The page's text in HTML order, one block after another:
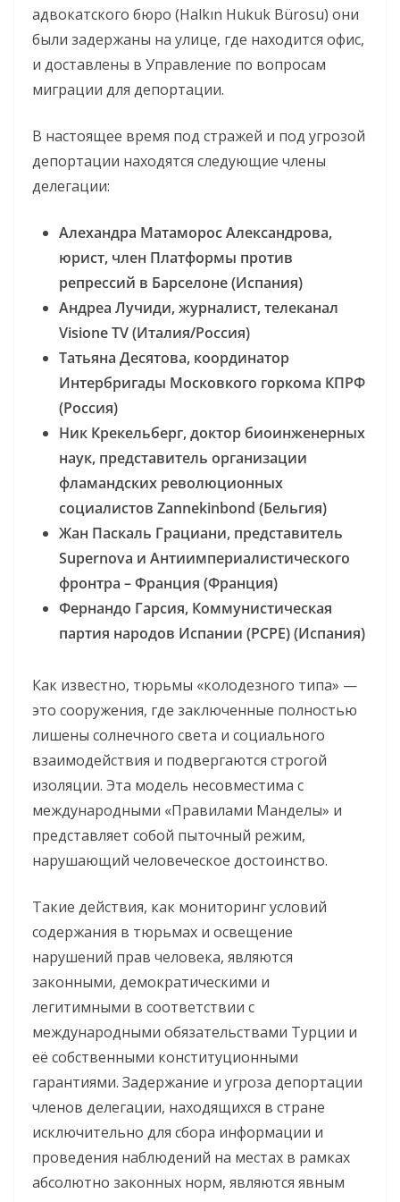
адвокатского бюро (Halkın Hukuk Bürosu) они
были задержаны на улице, где находится офис,
и доставлены в Управление по вопросам
миграции для депортации.
В настоящее время под стражей и под угрозой
депортации находятся следующие члены
делегации:
Алехандра Матаморос Александрова,
юрист, член Платформы против
репрессий в Барселоне (Испания)
Андреа Лучиди, журналист, телеканал
Visione TV (Италия/Россия)
Татьяна Десятова, координатор
Интербригады Московкого горкома КПРФ
(Россия)
Ник Крекельберг, доктор биоинженерных
наук, представитель организации
фламандских революционных
социалистов Zannekinbond (Бельгия)
Жан Паскаль Грациани, представитель
Supernova и Антиимпериалистического
фронтра – Франция (Франция)
Фернандо Гарсия, Коммунистическая
партия народов Испании (PCPE) (Испания)
Как известно, тюрьмы «колодезного типа» —
это сооружения, где заключенные полностью
лишены солнечного света и социального
взаимодействия и подвергаются строгой
изоляции. Эта модель несовместима с
международными «Правилами Манделы» и
представляет собой пыточный режим,
нарушающий человеческое достоинство.
Такие действия, как мониторинг условий
содержания в тюрьмах и освещение
нарушений прав человека, являются
законными, демократическими и
легитимными в соответствии с
международными обязательствами Турции и
её собственными конституционными
гарантиями. Задержание и угроза депортации
членов делегации, находящихся в стране
исключительно для сбора информации и
проведения наблюдений на местах в рамках
абсолютно законных норм, являются явным